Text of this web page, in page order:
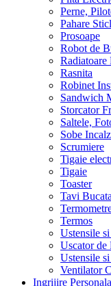
Perne,
Pahare
Prosoape
Robot de
Radiatoare
Rasnita
Robinet
Sandwich
Storcator
Saltele,
Sobe
Scrumiere
Tigaie
Tigaie
Toaster
Tavi
Termos
Ustensile
Uscator de
Ustensile
Ventilator
Ingrijire